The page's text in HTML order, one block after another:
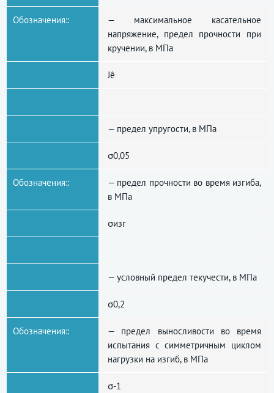
Обозначения::
— максимальное касательное
напряжение, предел прочности при
кручении, в МПа
Jê
— предел упругости, в МПа
σ0,05
Обозначения::
— предел прочности во время изгиба,
в МПа
σизг
— условный предел текучести, в МПа
σ0,2
Обозначения::
— предел выносливости во время
испытания с симметричным циклом
нагрузки на изгиб, в МПа
σ-1